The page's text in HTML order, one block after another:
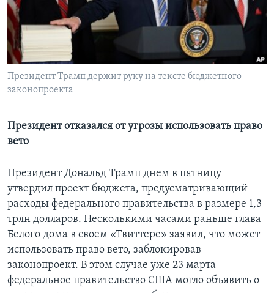
Learning English
СОЦИАЛЬНЫЕ СЕТИ
Президент Трамп держит руку на тексте бюджетного
законопроекта
Президент отказался от угрозы использовать право
вето
Президент Дональд Трамп днем в пятницу
утвердил проект бюджета, предусматривающий
расходы федерального правительства в размере 1,3
трлн долларов. Несколькими часами раньше глава
Белого дома в своем «Твиттере» заявил, что может
использовать право вето, заблокировав
законопроект. В этом случае уже 23 марта
федеральное правительство США могло объявить о